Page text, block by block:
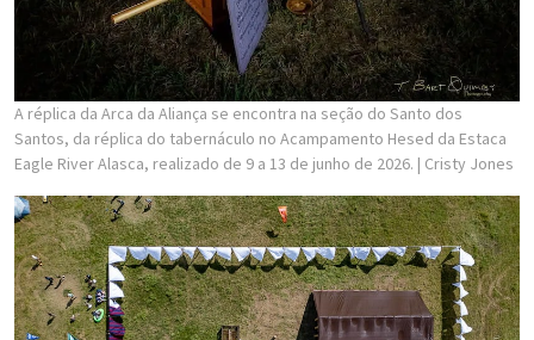
A réplica da Arca da Aliança se encontra na seção do Santo dos
Santos, da réplica do tabernáculo no Acampamento Hesed da Estaca
Eagle River Alasca, realizado de 9 a 13 de junho de 2026. | Cristy Jones